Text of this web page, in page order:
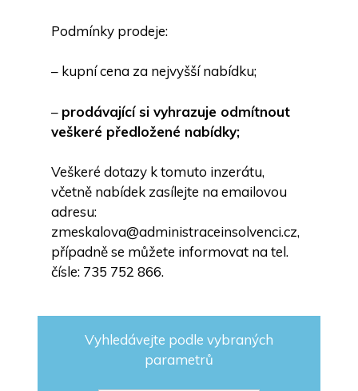
Podmínky prodeje:
– kupní cena za nejvyšší nabídku;
– prodávající si vyhrazuje odmítnout
veškeré předložené nabídky;
Veškeré dotazy k tomuto inzerátu,
včetně nabídek zasílejte na emailovou
adresu:
zmeskalova@administraceinsolvenci.cz,
případně se můžete informovat na tel.
čísle: 735 752 866.
Vyhledávejte podle vybraných
parametrů